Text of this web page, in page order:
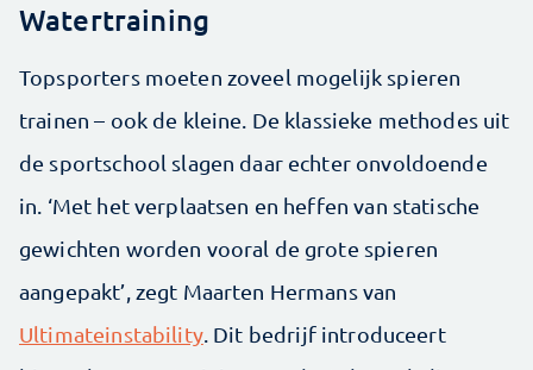
Watertraining
Topsporters moeten zoveel mogelijk spieren
trainen – ook de kleine. De klassieke methodes uit
de sportschool slagen daar echter onvoldoende
in. ‘Met het ­verplaatsen en heffen van statische
gewichten worden vooral de grote spieren
aangepakt’, zegt Maarten Hermans van
Ultimateinstability. Dit bedrijf introduceert